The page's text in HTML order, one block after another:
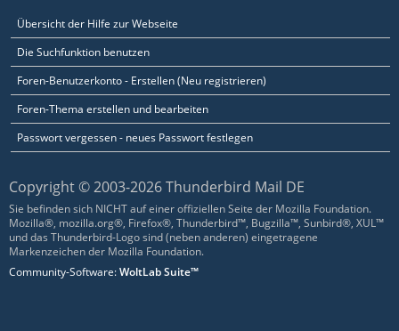
Übersicht der Hilfe zur Webseite
Die Suchfunktion benutzen
Foren-Benutzerkonto - Erstellen (Neu registrieren)
Foren-Thema erstellen und bearbeiten
Passwort vergessen - neues Passwort festlegen
Copyright © 2003-2026 Thunderbird Mail DE
Sie befinden sich NICHT auf einer offiziellen Seite der Mozilla Foundation.
Mozilla®, mozilla.org®, Firefox®, Thunderbird™, Bugzilla™, Sunbird®, XUL™
und das Thunderbird-Logo sind (neben anderen) eingetragene
Markenzeichen der Mozilla Foundation.
Community-Software:WoltLab Suite™